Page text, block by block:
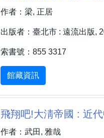
作者：梁, 正居
出版者：臺北市 : 遠流出版,
索書號：855 3317
館藏資訊
飛翔吧!大淸帝國 : 近
作者：武田, 雅哉